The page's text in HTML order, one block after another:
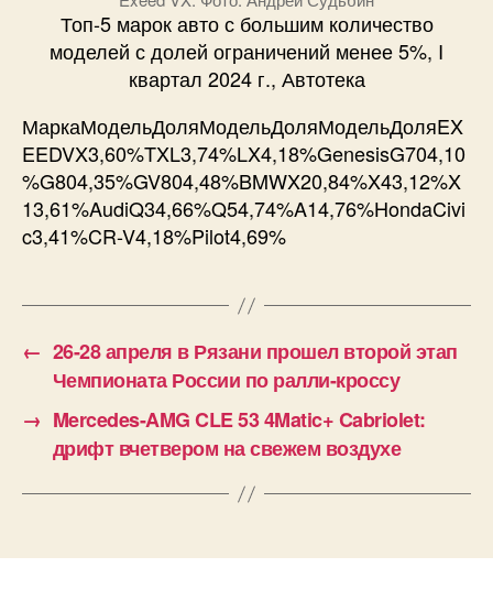
Топ-5 марок авто с большим количество
моделей с долей ограничений менее 5%, I
квартал 2024 г., Автотека
МаркаМодельДоляМодельДоляМодельДоляEX
EEDVX3,60%TXL3,74%LX4,18%GenesisG704,10
%G804,35%GV804,48%BMWX20,84%X43,12%X
13,61%AudiQ34,66%Q54,74%A14,76%HondaCivi
c3,41%CR-V4,18%Pilot4,69%
← 26-28 апреля в Рязани прошел второй этап
Чемпионата России по ралли-кроссу
→ Mercedes-AMG CLE 53 4Matic+ Cabriolet:
дрифт вчетвером на свежем воздухе